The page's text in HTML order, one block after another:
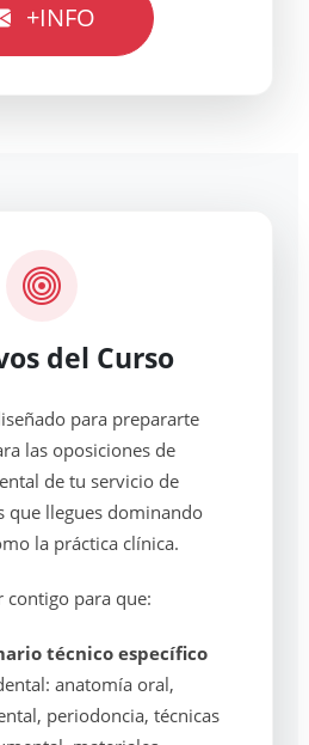
+INFO
del Curso
para prepararte
las oposiciones de
de tu servicio de
que llegues dominando
la práctica clínica.
contigo para que:
técnico específico
anatomía oral,
periodoncia, técnicas